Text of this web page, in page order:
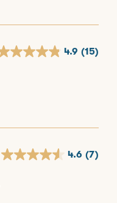
4.9 (15)
4.6 (7)